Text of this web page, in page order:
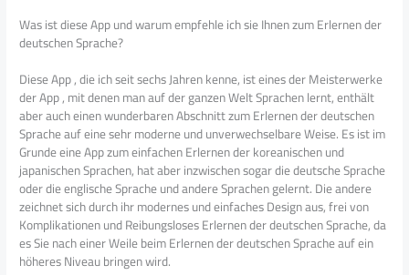
Was ist diese App und warum empfehle ich sie Ihnen zum Erlernen der
deutschen Sprache?
Diese App , die ich seit sechs Jahren kenne, ist eines der Meisterwerke
der App , mit denen man auf der ganzen Welt Sprachen lernt, enthält
aber auch einen wunderbaren Abschnitt zum Erlernen der deutschen
Sprache auf eine sehr moderne und unverwechselbare Weise. Es ist im
Grunde eine App zum einfachen Erlernen der koreanischen und
japanischen Sprachen, hat aber inzwischen sogar die deutsche Sprache
oder die englische Sprache und andere Sprachen gelernt. Die andere
zeichnet sich durch ihr modernes und einfaches Design aus, frei von
Komplikationen und Reibungsloses Erlernen der deutschen Sprache, da
es Sie nach einer Weile beim Erlernen der deutschen Sprache auf ein
höheres Niveau bringen wird.